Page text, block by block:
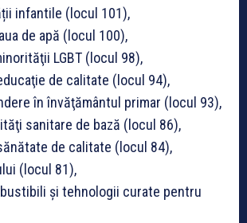
infantile (locul 101),
de apă (locul 100),
LGBT (locul 98),
de calitate (locul 94),
în învăţământul primar (locul 93),
sanitare de bază (locul 86),
de calitate (locul 84),
(locul 81),
şi tehnologii curate pentru